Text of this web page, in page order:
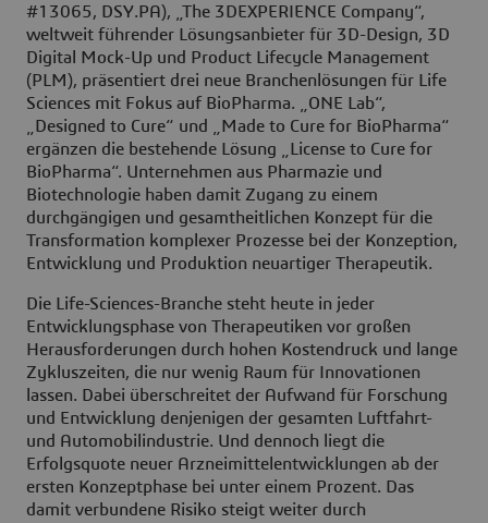
#13065, DSY.PA), „The 3DEXPERIENCE Company“,
weltweit führender Lösungsanbieter für 3D-Design, 3D
Digital Mock-Up und Product Lifecycle Management
(PLM), präsentiert drei neue Branchenlösungen für Life
Sciences mit Fokus auf BioPharma. „ONE Lab“,
„Designed to Cure“ und „Made to Cure for BioPharma“
ergänzen die bestehende Lösung „License to Cure for
BioPharma“. Unternehmen aus Pharmazie und
Biotechnologie haben damit Zugang zu einem
durchgängigen und gesamtheitlichen Konzept für die
Transformation komplexer Prozesse bei der Konzeption,
Entwicklung und Produktion neuartiger Therapeutik.
Die Life-Sciences-Branche steht heute in jeder
Entwicklungsphase von Therapeutiken vor großen
Herausforderungen durch hohen Kostendruck und lange
Zykluszeiten, die nur wenig Raum für Innovationen
lassen. Dabei überschreitet der Aufwand für Forschung
und Entwicklung denjenigen der gesamten Luftfahrt-
und Automobilindustrie. Und dennoch liegt die
Erfolgsquote neuer Arzneimittelentwicklungen ab der
ersten Konzeptphase bei unter einem Prozent. Das
damit verbundene Risiko steigt weiter durch